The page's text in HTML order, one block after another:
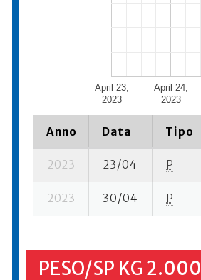
April 23,
2023
April 24,
2023
Anno Data Tipo
2023 23/04 P
2023 30/04 P
PESO/SP KG 2.000